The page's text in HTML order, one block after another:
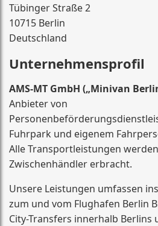
Tübinger Straße 2
10715 Berlin
Deutschland
Unternehmensprofil
AMS-MT GmbH („Minivan
Anbieter von
Fuhrpark und eigenem
Alle Transportleistungen
Zwischenhändler erbracht.
Unsere Leistungen umfassen
zum und vom Flughafen Berlin
City-Transfers innerhalb Berlins